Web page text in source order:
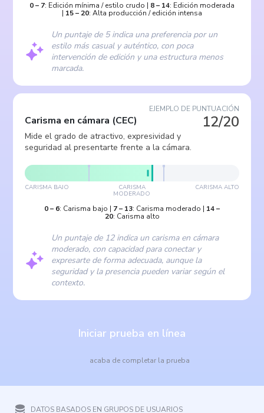
0– 7: Edición mínima / estilo crudo | 8– 14: Edición moderada
| 15– 20: Alta producción / edición intensa
Un puntaje de 5 indica una preferencia por un
estilo más casual y auténtico, con poca
intervención de edición y una estructura menos
marcada.
EJEMPLO DE PUNTUACIÓN
12/20
Carisma en cámara (CEC)
Mide el grado de atractivo, expresividad y
seguridad al presentarte frente a la cámara.
CARISMA BAJO CARISMA
MODERADO
CARISMA ALTO
0– 6: Carisma bajo | 7– 13: Carisma moderado | 14–
20: Carisma alto
Un puntaje de 12 indica un carisma en cámara
moderado, con capacidad para conectar y
expresarte de forma adecuada, aunque la
seguridad y la presencia pueden variar según el
contexto.
Iniciar prueba en línea
acaba de completar la prueba
DATOS BASADOS EN GRUPOS DE USUARIOS